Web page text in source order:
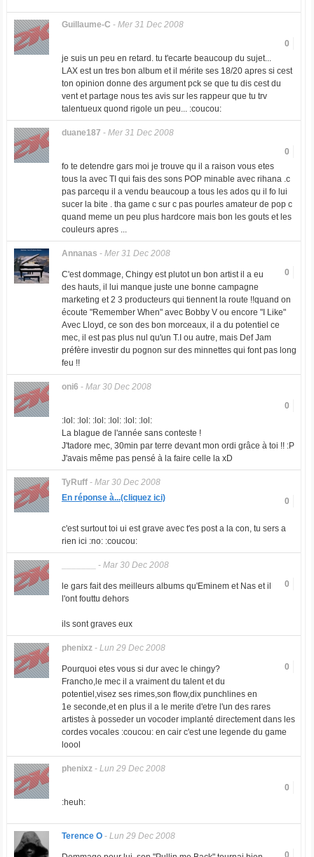
Guillaume-C - Mer 31 Dec 2008
0
je suis un peu en retard. tu t'ecarte beaucoup du sujet...
LAX est un tres bon album et il mérite ses 18/20 apres si cest
ton opinion donne des argument pck se que tu dis cest du
vent et partage nous tes avis sur les rappeur que tu trv
talentueux quond rigole un peu... :coucou:
duane187 - Mer 31 Dec 2008
0
fo te detendre gars moi je trouve qu il a raison vous etes
tous la avec TI qui fais des sons POP minable avec rihana .c
pas parcequ il a vendu beaucoup a tous les ados qu il fo lui
sucer la bite . tha game c sur c pas pourles amateur de pop c
quand meme un peu plus hardcore mais bon les gouts et les
couleurs apres ...
Annanas - Mer 31 Dec 2008
0
C'est dommage, Chingy est plutot un bon artist il a eu
des hauts, il lui manque juste une bonne campagne
marketing et 2 3 producteurs qui tiennent la route !!quand on
écoute "Remember When" avec Bobby V ou encore "I Like"
Avec Lloyd, ce son des bon morceaux, il a du potentiel ce
mec, il est pas plus nul qu'un T.I ou autre, mais Def Jam
préfère investir du pognon sur des minnettes qui font pas long
feu !!
oni6 - Mar 30 Dec 2008
0
:lol: :lol: :lol: :lol: :lol: :lol:
La blague de l'année sans conteste !
J'tadore mec, 30min par terre devant mon ordi grâce à toi !! :P
J'avais même pas pensé à la faire celle la xD
TyRuff- Mar 30 Dec 2008
0
En réponse à...(cliquez ici)
c'est surtout toi ui est grave avec t'es post a la con, tu sers a
rien ici :no: :coucou:
- Mar 30 Dec 2008
0
le gars fait des meilleurs albums qu'Eminem et Nas et il
l'ont fouttu dehors
ils sont graves eux
phenixz- Lun 29 Dec 2008
0
Pourquoi etes vous si dur avec le chingy?
Francho,le mec il a vraiment du talent et du
potentiel,visez ses rimes,son flow,dix punchlines en
1e seconde,et en plus il a le merite d'etre l'un des rares
artistes à posseder un vocoder implanté directement dans les
cordes vocales :coucou: en cair c'est une legende du game
loool
phenixz- Lun 29 Dec 2008
0
:heuh:
Terence O- Lun 29 Dec 2008
0